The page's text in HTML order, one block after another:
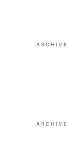
ARCHIVE
ARCHIVE